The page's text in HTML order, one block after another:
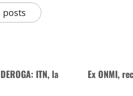
posts
ITN, la
Ex ONMI,